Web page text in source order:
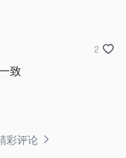
致
2
彩评论